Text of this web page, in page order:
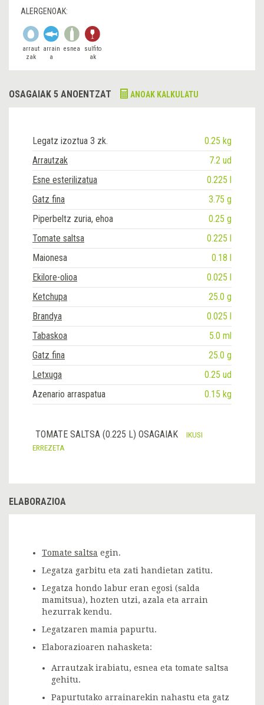
ALERGENOAK:
arraut
zak
arrain
a
esnea
sulfito
ak
OSAGAIAK 5 ANOENTZAT ANOAK KALKULATU
Legatz izoztua 3 zk.
0.25 kg
Arrautzak
7.2 ud
Esne esterilizatua
0.225 l
Gatz fina
3.75 g
Piperbeltz zuria, ehoa
0.25 g
Tomate saltsa
0.225 l
Maionesa
0.18 l
Ekilore-olioa
0.025 l
Ketchupa
25.0 g
Brandya
0.025 l
Tabaskoa
5.0 ml
Gatz fina
25.0 g
Letxuga
0.25 ud
Azenario arraspatua
0.15 kg
TOMATE SALTSA (0.225 L) OSAGAIAK
IKUSI
ERREZETA
ELABORAZIOA
Tomate saltsa egin.
Legatza garbitu eta zati handietan zatitu.
Legatza hondo labur eran egosi (salda
mamitsua), hozten utzi, azala eta arrain
hezurrak kendu.
Legatzaren mamia papurtu.
Elaborazioaren nahasketa:
Arrautzak irabiatu, esnea eta tomate saltsa
gehitu.
Papurtutako arrainarekin nahastu eta gatz